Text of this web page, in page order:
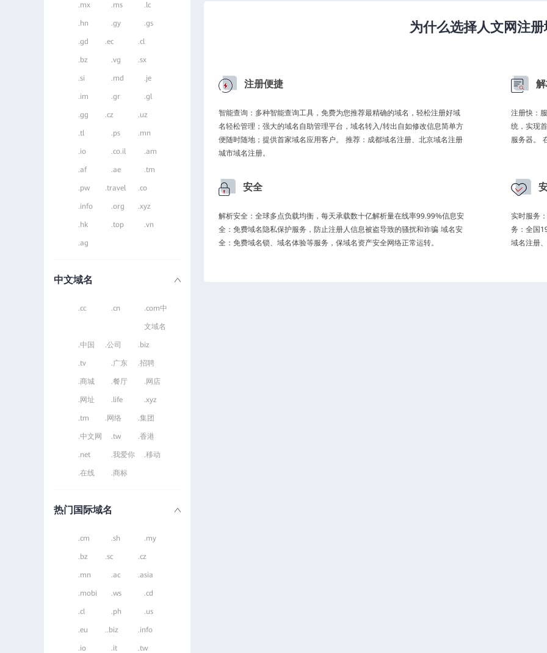
.mx .ms .lc
.hn .gy .gs
.gd .ec .cl
.bz .vg .sx
.si .md .je
.im .gr .gl
.gg .cz .uz
.tl .ps .mn
.io .co.il .am
.af .ae .tm
.pw .travel .co
.info .org .xyz
.hk .top .vn
.ag
中文域名
.cc .cn .com中
文域名
.中国 .公司 .biz
.tv .广东 .招聘
.商城 .餐厅 .网店
.网址 .life .xyz
.tm .网络 .集团
.中文网 .tw .香港
.net .我爱你 .移动
.在线 .商标
热门国际域名
.cm .sh .my
.bz .sc .cz
.mn .ac .asia
.mobi .ws .cd
.cl .ph .us
.eu ..biz .info
.io .it .tw
为什么选择人文网注
注册便捷
智能查询：多种智能查询工具，免费为您推荐最精确的域名，轻松注册好域
名轻松管理；强大的域名自助管理平台，域名转入/转出自如修改信息简单方
便随时随地；提供首家域名应用客户。 推荐：成都域名注册、北京域名注册
城市域名注册。
注册快：
统，实现
服务器。
安全
解析安全：全球多点负载均衡，每天承载数十亿解析量在线率99.99%信息安
全：免费域名隐私保护服务，防止注册人信息被盗导致的骚扰和诈骗 域名安
全：免费域名锁、域名体验等服务，保域名资产安全网络正常运转。
实时服务
务：全国
域名注册